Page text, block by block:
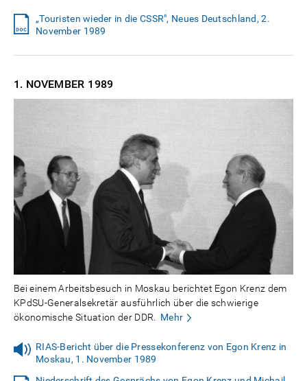
„Touristen wieder in die CSSR", Neues Deutschland, 2.
November 1989
1. NOVEMBER 1989
Bei einem Arbeitsbesuch in Moskau berichtet Egon Krenz dem
KPdSU-Generalsekretär ausführlich über die schwierige
ökonomische Situation der DDR.
Mehr
RIAS-Bericht über die Pressekonferenz von Egon Krenz in
Moskau, 1. November 1989